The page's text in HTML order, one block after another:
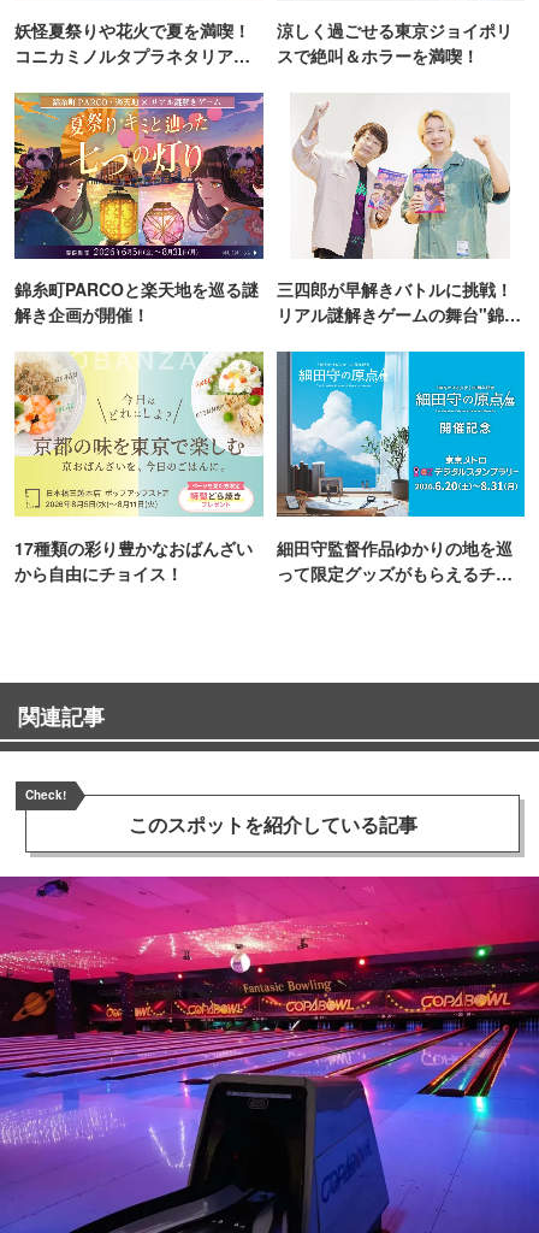
妖怪夏祭りや花火で夏を満喫！
コニカミノルタプラネタリア
涼しく過ごせる東京ジョイポリ
スで絶叫＆ホラーを満喫！
錦糸町PARCOと楽天地を巡る謎
解き企画が開催！
三四郎が早解きバトルに挑戦！
リアル謎解きゲームの舞台"錦糸
17種類の彩り豊かなおばんざい
から自由にチョイス！
細田守監督作品ゆかりの地を巡
って限定グッズがもらえるチャ
関連記事
Check!
このスポットを紹介している記事